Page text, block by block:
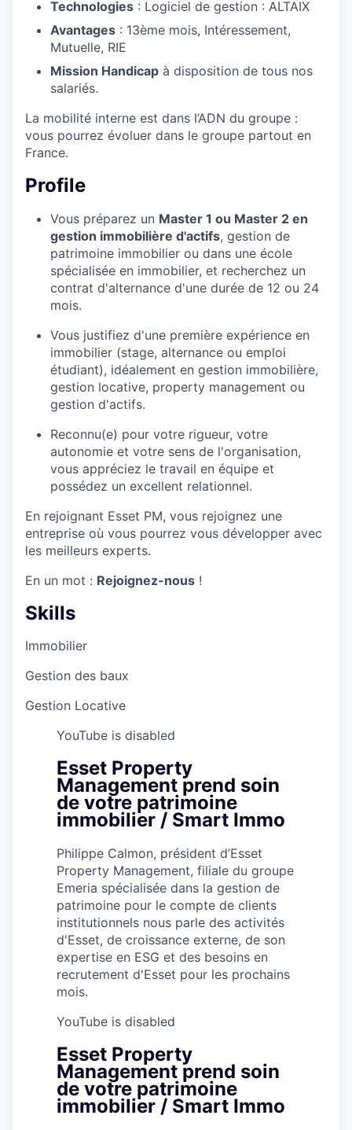
Technologies : Logiciel de gestion : ALTAIX
Avantages : 13ème mois, Intéressement,
Mutuelle, RIE
Mission Handicap à disposition de tous nos
salariés.
La mobilité interne est dans l’ADN du groupe :
vous pourrez évoluer dans le groupe partout en
France.
Profile
Vous préparez un Master 1 ou Master 2 en
gestion immobilière d'actifs, gestion de
patrimoine immobilier ou dans une école
spécialisée en immobilier, et recherchez un
contrat d'alternance d'une durée de 12 ou 24
mois.
Vous justifiez d'une première expérience en
immobilier (stage, alternance ou emploi
étudiant), idéalement en gestion immobilière,
gestion locative, property management ou
gestion d'actifs.
Reconnu(e) pour votre rigueur, votre
autonomie et votre sens de l'organisation,
vous appréciez le travail en équipe et
possédez un excellent relationnel.
En rejoignant Esset PM, vous rejoignez une
entreprise où vous pourrez vous développer avec
les meilleurs experts.
En un mot : Rejoignez-nous !
Skills
Immobilier
Gestion des baux
Gestion Locative
YouTube is disabled
Esset Property
Management prend soin
de votre patrimoine
immobilier / Smart Immo
Philippe Calmon, président d’Esset
Property Management, filiale du groupe
Emeria spécialisée dans la gestion de
patrimoine pour le compte de clients
institutionnels nous parle des activités
d'Esset, de croissance externe, de son
expertise en ESG et des besoins en
recrutement d'Esset pour les prochains
mois.
YouTube is disabled
Esset Property
Management prend soin
de votre patrimoine
immobilier / Smart Immo